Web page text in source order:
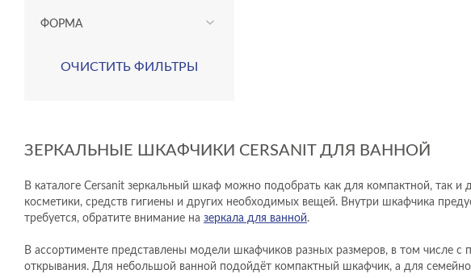
ФОРМА
ОЧИСТИТЬ ФИЛЬТРЫ
ЗЕРКАЛЬНЫЕ ШКАФЧИКИ CERSANIT ДЛЯ ВАННОЙ
В каталоге Cersanit зеркальный шкаф можно подобрать как для компактной, так
косметики, средств гигиены и других необходимых вещей. Внутри шкафчика
требуется, обратите внимание на зеркала для ванной.
В ассортименте представлены модели шкафчиков разных размеров, в том числе
открывания. Для небольшой ванной подойдёт компактный шкафчик, а для